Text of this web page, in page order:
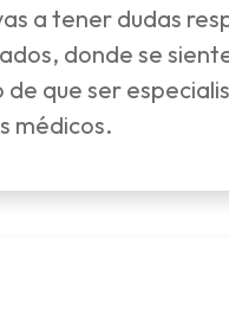
a tener dudas
donde se
que ser
médicos.